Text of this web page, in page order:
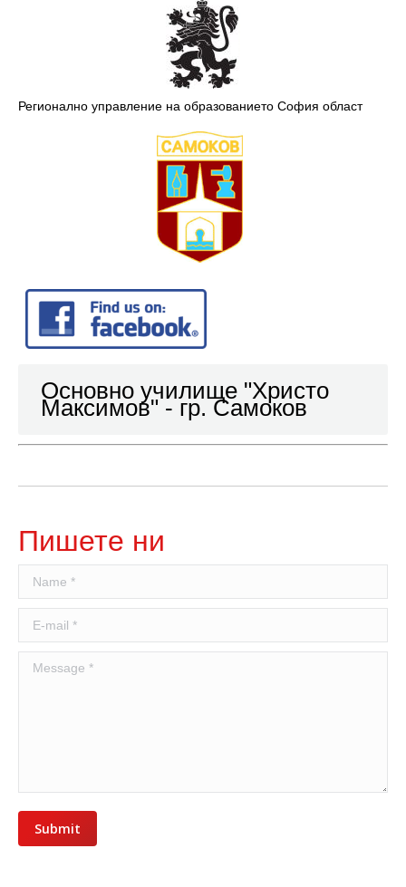
Регионално управление на образованието София област
Основно училище "Христо
Максимов" - гр. Самоков
Пишете ни
Name *
E-mail *
Message *
Submit